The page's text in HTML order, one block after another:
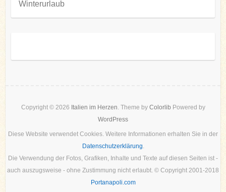
Winterurlaub
Copyright © 2026 Italien im Herzen . Theme by Colorlib Powered by
WordPress
Diese Website verwendet Cookies. Weitere Informationen erhalten Sie in der
Datenschutzerklärung
Die Verwendung der Fotos, Grafiken, Inhalte und Texte auf diesen Seiten ist -
auch auszugsweise - ohne Zustimmung nicht erlaubt. © Copyright 2001-2018
Portanapoli.com